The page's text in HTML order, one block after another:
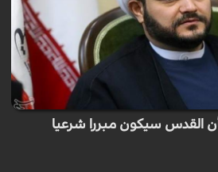
القدس سيكون مبررا شرعيا